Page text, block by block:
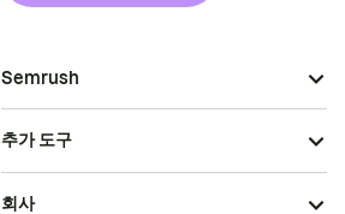
Semrush
추가 도구
회사